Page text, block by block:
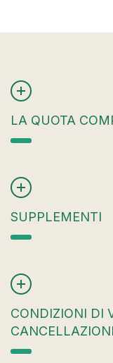
LA QUOTA
SUPPLEMENTI
CONDIZIONI DI